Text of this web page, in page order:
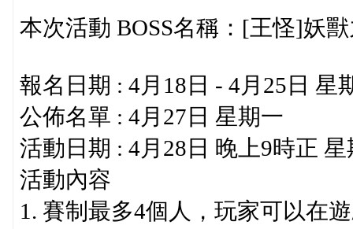
本次活動 BOSS名稱：[王怪]妖
報名日期 : 4月18日 - 4月25日 星
公佈名單 : 4月27日 星期一
活動日期 : 4月28日 晚上9時正 星
活動內容
1. 賽制最多4個人，玩家可以在